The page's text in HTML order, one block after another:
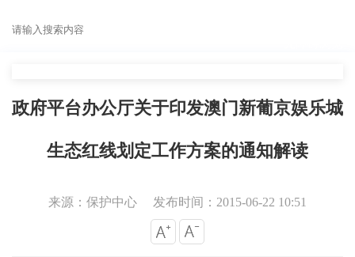
政府平台办公厅关于印发澳门新葡京娱乐城
生态红线划定工作方案的通知解读
来源：保护中心 发布时间：2015-06-22 10:51